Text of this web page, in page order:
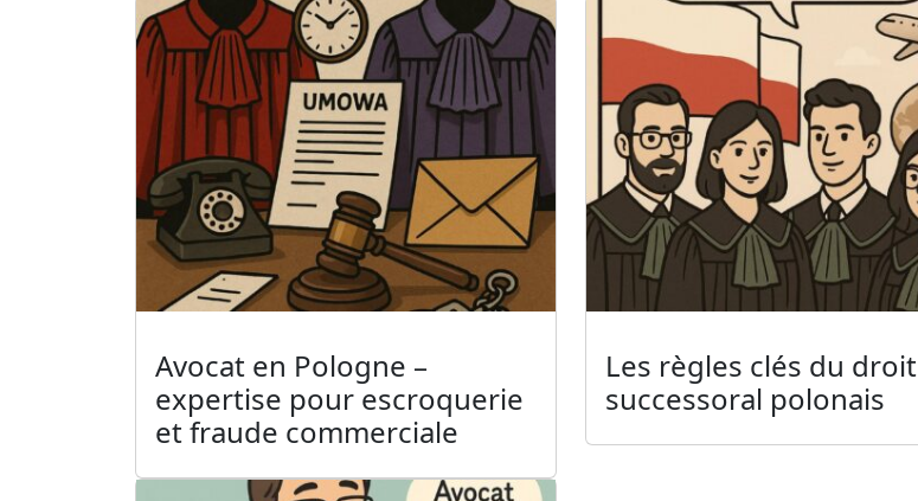
Avocat en Pologne –
expertise pour escroquerie
et fraude commerciale
Les règles clés du droit
successoral polonais